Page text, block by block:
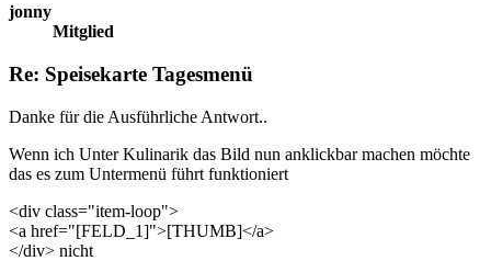
jonny
Mitglied
Re: Speisekarte Tagesmenü
Danke für die Ausführliche Antwort..
Wenn ich Unter Kulinarik das Bild nun anklickbar machen möchte
das es zum Untermenü führt funktioniert
<div class="item-loop">
<a href="[FELD_1]">[THUMB]</a>
</div> nicht